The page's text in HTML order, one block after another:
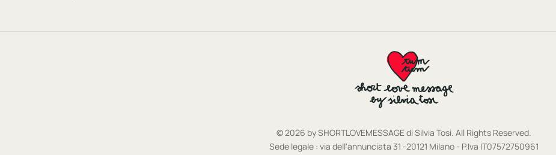
© 2026 by SHORTLOVEMESSAGE di Silvia Tosi. All Rights Reserved.
Sede legale : via dell'annunciata 31 -20121 Milano - P.Iva IT07572750961